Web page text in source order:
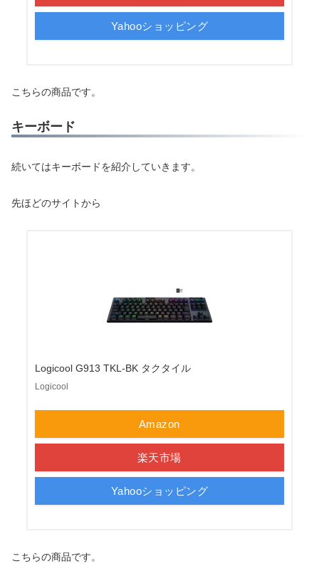
Yahooショッピング
こちらの商品です。
キーボード
続いてはキーボードを紹介していきます。
先ほどのサイトから
Logicool G913 TKL-BK タクタイル
Logicool
Amazon
楽天市場
Yahooショッピング
こちらの商品です。